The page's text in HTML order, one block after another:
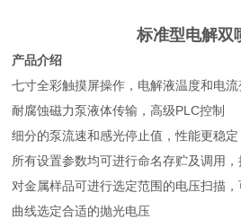
标准型电解双
产品介绍
七寸全彩触摸屏操作，电解液温度和电
耐腐蚀磁力泵液体传输，高级PLC控制
细分的泵流速和感光停止值，性能更稳定
所有设置参数均可进行命名存贮及调用，
对金属样品可进行选定范围的电压扫描
曲线选定合适的抛光电压